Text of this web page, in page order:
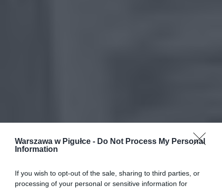
Warszawa w Pigułce - Do Not Process My Personal
Information
If you wish to opt-out of the sale, sharing to third parties, or
processing of your personal or sensitive information for